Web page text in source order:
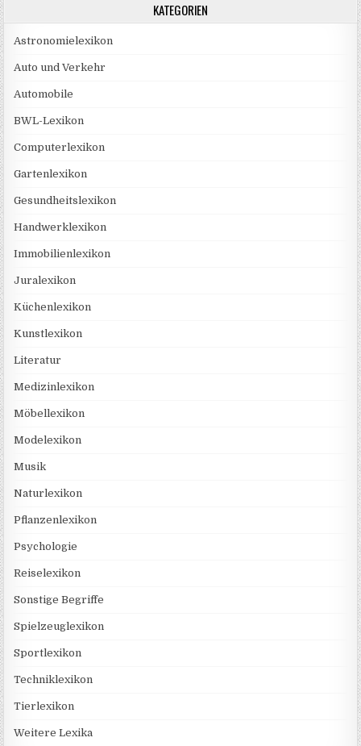
KATEGORIEN
Astronomielexikon
Auto und Verkehr
Automobile
BWL-Lexikon
Computerlexikon
Gartenlexikon
Gesundheitslexikon
Handwerklexikon
Immobilienlexikon
Juralexikon
Küchenlexikon
Kunstlexikon
Literatur
Medizinlexikon
Möbellexikon
Modelexikon
Musik
Naturlexikon
Pflanzenlexikon
Psychologie
Reiselexikon
Sonstige Begriffe
Spielzeuglexikon
Sportlexikon
Techniklexikon
Tierlexikon
Weitere Lexika